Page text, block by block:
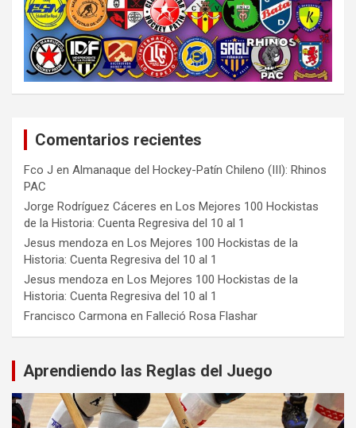
Comentarios recientes
Fco J en Almanaque del Hockey-Patín Chileno (III): Rhinos
PAC
Jorge Rodríguez Cáceres en Los Mejores 100 Hockistas
de la Historia: Cuenta Regresiva del 10 al 1
Jesus mendoza en Los Mejores 100 Hockistas de la
Historia: Cuenta Regresiva del 10 al 1
Jesus mendoza en Los Mejores 100 Hockistas de la
Historia: Cuenta Regresiva del 10 al 1
Francisco Carmona en Falleció Rosa Flashar
Aprendiendo las Reglas del Juego